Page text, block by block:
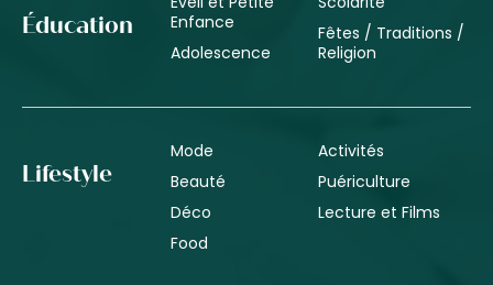
Éducation
Enfance
Adolescence
Fêtes / Traditions /
Religion
Lifestyle
Mode
Beauté
Déco
Food
Activités
Puériculture
Lecture et Films